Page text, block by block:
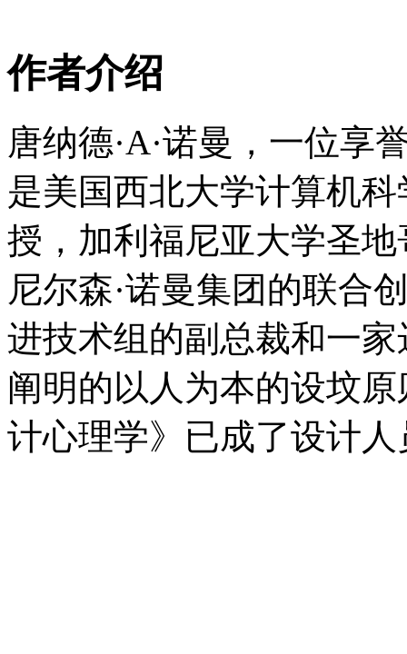
作者介绍
唐纳德·A·诺曼，一位享
是美国西北大学计算机
授，加利福尼亚大学圣
尼尔森·诺曼集团的联合
进技术组的副总裁和一
阐明的以人为本的设坟
计心理学》已成了设计